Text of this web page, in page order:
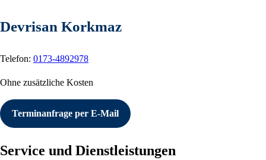
Devrisan Korkmaz
Telefon: 0173-4892978
Ohne zusätzliche Kosten
Terminanfrage per E-Mail
Service und Dienstleistungen